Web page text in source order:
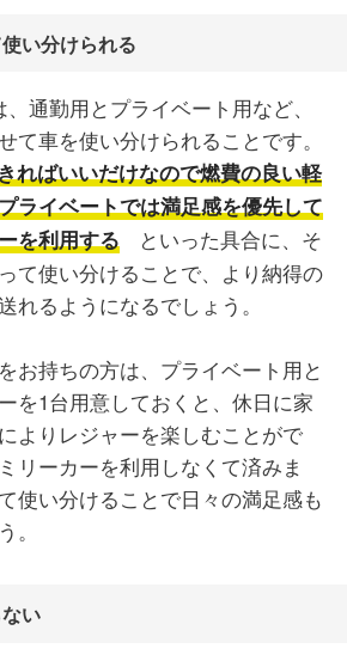
い分けられる
通勤用とプライベート用など、
て車を使い分けられることです。
ればいいだけなので燃費の良い軽
ライベートでは満足感を優先して
を利用する
といった具合に、そ
て使い分けることで、より納得の
れるようになるでしょう。
お持ちの方は、プライベート用と
を1台用意しておくと、休日に家
よりレジャーを楽しむことがで
リーカーを利用しなくて済みま
使い分けることで日々の満足感も
。
い